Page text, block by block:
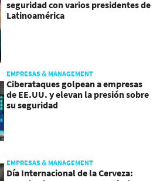
seguridad con varios presidentes de
Latinoamérica
EMPRESAS & MANAGEMENT
Ciberataques golpean a empresas
de EE.UU. y elevan la presión sobre
su seguridad
EMPRESAS & MANAGEMENT
Día Internacional de la Cerveza: